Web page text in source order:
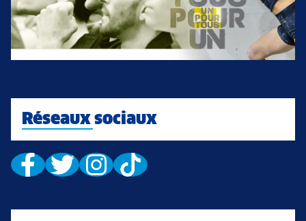
Réseaux sociaux